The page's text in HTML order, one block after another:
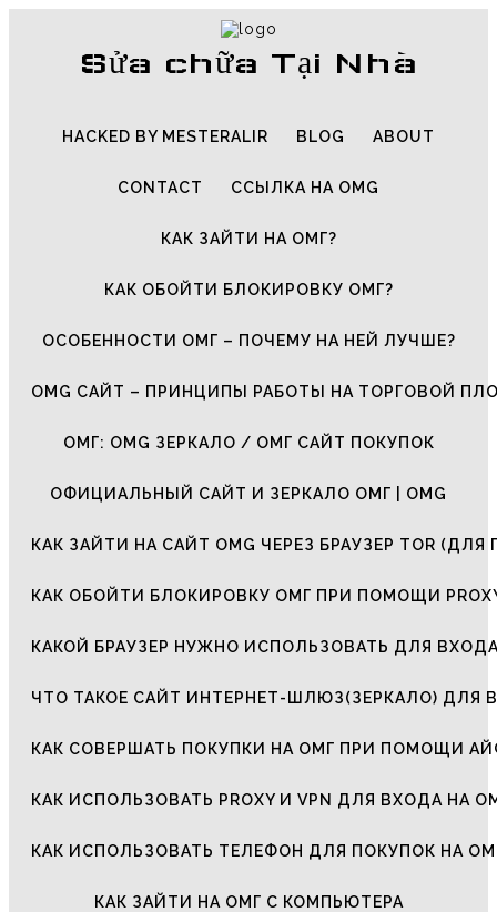
Sửa chữa Tại Nhà
HACKED BY MESTERALIR BLOG ABOUT
CONTACT ССЫЛКА НА OMG
КАК ЗАЙТИ НА ОМГ?
КАК ОБОЙТИ БЛОКИРОВКУ ОМГ?
ОСОБЕННОСТИ ОМГ – ПОЧЕМУ НА НЕЙ ЛУЧШЕ?
OMG САЙТ – ПРИНЦИПЫ РАБОТЫ НА ТОРГОВОЙ
ОМГ: OMG ЗЕРКАЛО / ОМГ САЙТ ПОКУПОК
ОФИЦИАЛЬНЫЙ САЙТ И ЗЕРКАЛО ОМГ | OMG
КАК ЗАЙТИ НА САЙТ OMG ЧЕРЕЗ БРАУЗЕР TOR (ДЛЯ
КАК ОБОЙТИ БЛОКИРОВКУ ОМГ ПРИ ПОМОЩИ
КАКОЙ БРАУЗЕР НУЖНО ИСПОЛЬЗОВАТЬ ДЛЯ
ЧТО ТАКОЕ САЙТ ИНТЕРНЕТ-ШЛЮЗ(ЗЕРКАЛО) ДЛЯ
КАК СОВЕРШАТЬ ПОКУПКИ НА ОМГ ПРИ ПОМОЩИ
КАК ИСПОЛЬЗОВАТЬ PROXY И VPN ДЛЯ ВХОДА НА
КАК ИСПОЛЬЗОВАТЬ ТЕЛЕФОН ДЛЯ ПОКУПОК НА
КАК ЗАЙТИ НА ОМГ С КОМПЬЮТЕРА